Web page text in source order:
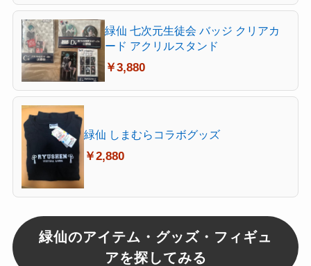
緑仙 七次元生徒会 バッジ クリアカ
ード アクリルスタンド
￥3,880
緑仙 しまむらコラボグッズ
￥2,880
緑仙のアイテム・グッズ・フィギュ
アを探してみる